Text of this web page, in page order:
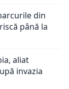
din
până la
aliat
invazia